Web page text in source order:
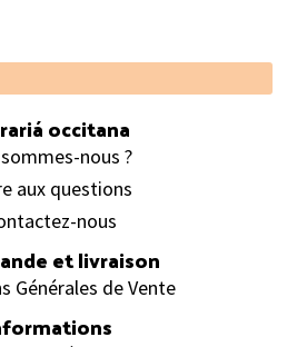
occitana
nous ?
aux questions
nous
et livraison
Générales de Vente